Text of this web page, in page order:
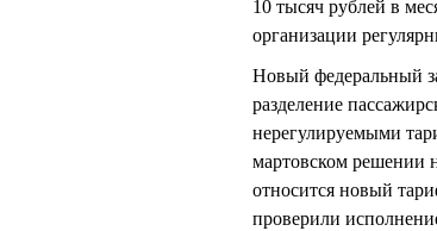
10 тысяч рублей в
организации
Новый федеральный
разделение
нерегулируемыми
мартовском решении
относится новый
проверили